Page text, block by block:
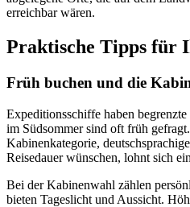
erreichbar wären.
Praktische Tipps für
Früh buchen und die
Expeditionsschiffe haben
im Südsommer sind oft früh
Kabinenkategorie,
Reisedauer wünschen, lohnt sich
Bei der Kabinenwahl zählen
bieten Tageslicht und Aussicht.